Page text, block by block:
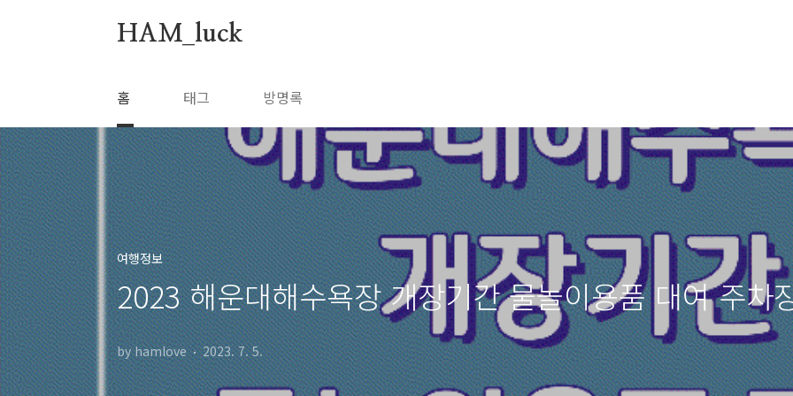
HAM_luck
홈 태그 방명록
여행정보
2023 해운대해수욕장 개장기간 물놀이용품 대여 주차
by hamlove 2023. 7. 5.